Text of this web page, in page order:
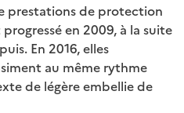
prestations de protection
en 2009, à la suite
En 2016, elles
au même rythme
de légère embellie de